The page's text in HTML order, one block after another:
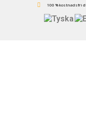
100 % kostnadsfri